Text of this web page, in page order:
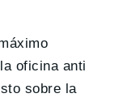
oficina anti
sobre la